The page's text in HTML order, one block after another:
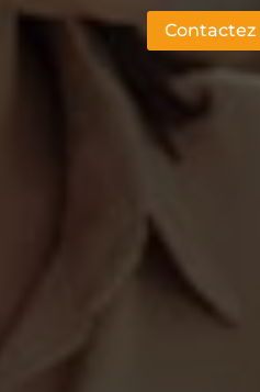
Contactez